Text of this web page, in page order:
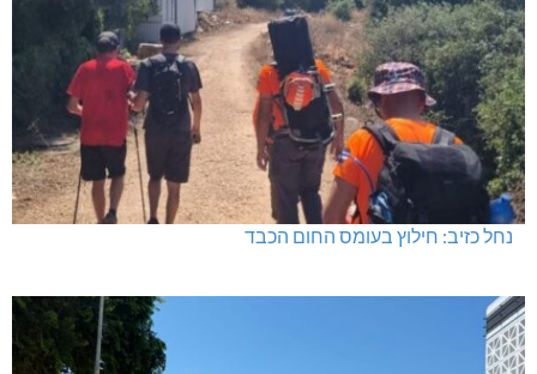
נחל כזיב: חילוץ בעומס החום הכבד